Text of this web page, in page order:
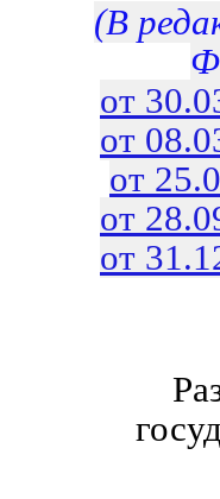
(В
от
от
от
от
от